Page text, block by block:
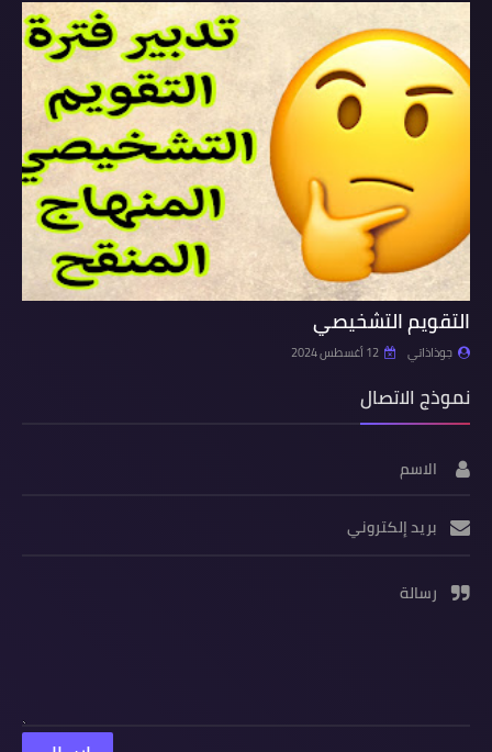
التقويم التشخيصي
جوذاذاتي 12 أغسطس 2024
نموذج الاتصال
الاسم
بريد إلكتروني
رسالة